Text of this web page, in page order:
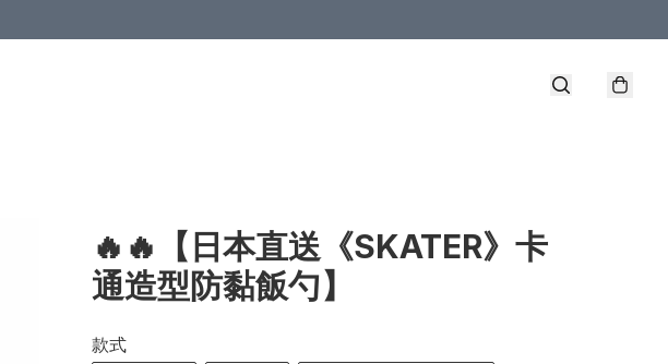
🔥🔥【日本直送《SKATER》卡
通造型防黏飯勺】
款式